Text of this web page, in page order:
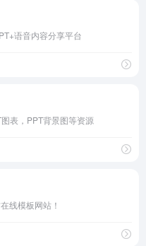
语音内容分享平台
表，PPT背景图等资源
线模板网站！